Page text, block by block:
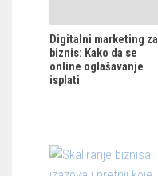
Digitalni marketing za
biznis: Kako da se
online oglašavanje
isplati